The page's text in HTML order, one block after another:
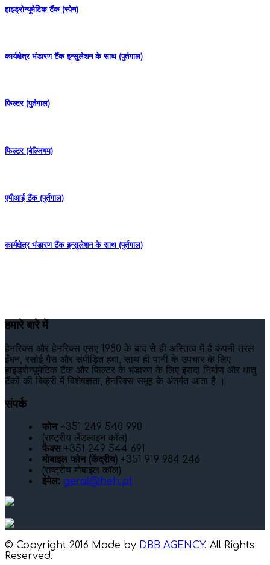
हाइड्रोन्यूमेटिक टैंक (स्पेन)
कार्यक्षेत्र भंडारण टैंक इन्सुलेशन के साथ (पुर्तगाल)
फिल्टर (पुर्तगाल)
फिल्टर (बेल्जियम)
एपीआई टैंक (पुर्तगाल)
कार्यक्षेत्र भंडारण टैंक इन्सुलेशन के साथ (पुर्तगाल)
हमारे बारे में
हेनरिक्स और हेनरिक्स एसए 1980 के बाद से ही अस्तित्व में है कंपनी तरल
ईंधन, रसोई गैस और संपीड़ित हवा, साथ ही पानी के उपचार के लिए
हाइड्रोन्यूमेटिक टैंक और फिल्टर के भंडारण के लिए इरादा निर्माण और धातु
टैंकों की बिक्री में विशेषज्ञता, हेनरिक्स समूह के अंतर्गत आता है ।
संपर्क
फोन+351 249 540 990
(राष्ट्रीय लैंडलाइन कॉल)
फैक्स+351 249 544 691
मोबाइल फोन (केंद्रीय) +351 919 984 246
(राष्ट्रीय मोबाइल कॉल)
ईमेल: geral@heh.pt
© Copyright 2016 Made by DBB AGENCY. All Rights
Reserved.